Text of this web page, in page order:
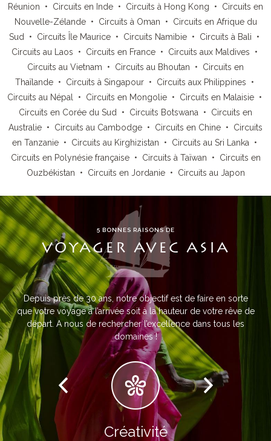
Réunion • Circuits en Inde • Circuits à Hong Kong • Circuits en
Nouvelle-Zélande• Circuits à Oman • Circuits en Afrique du
Sud
• Circuits Île Maurice • Circuits Namibie • Circuits à Bali •
Circuits au Laos • Circuits en France• Circuits aux Maldives •
Circuits au Vietnam • Circuits au Bhoutan • Circuits en
Thaïlande• Circuits à Singapour• Circuits aux Philippines •
Circuits au Népal
• Circuits en Mongolie• Circuits en Malaisie•
Circuits en Corée du Sud
• Circuits Botswana • Circuits en
Australie • Circuits au Cambodge • Circuits en Chine • Circuits
en Tanzanie• Circuits au Kirghizistan • Circuits au Sri Lanka •
Circuits en Polynésie française• Circuits à Taïwan • Circuits en
Ouzbékistan • Circuits en Jordanie• Circuits au Japon
5 BONNES RAISONS DE
VOYAGER AVEC ASIA
Depuis près de 30 ans, notre objectif est de faire en sorte
que votre voyage à l’arrivée soit à la hauteur de votre rêve de
départ. A nous de rechercher l’excellence dans tous les
domaines !
Créativité